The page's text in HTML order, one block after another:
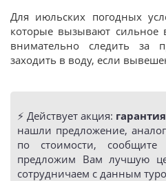
Для июльских погодных
которые вызывают сильное
внимательно следить за
заходить в воду, если
⚡️ Действует акция:
нашли предложение,
по стоимости,
предложим Вам лучшую
сотрудничаем с данным